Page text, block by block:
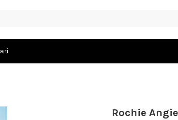
Rochie Angie